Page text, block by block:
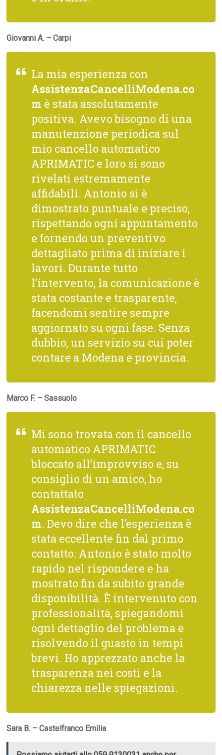
Giovanni A. – Carpi
La mia esperienza con
AssistenzaCancelliModena.co
m è stata assolutamente
positiva. Avevo bisogno di una
manutenzione periodica sul
mio cancello automatico
APRIMATIC e loro si sono
rivelati estremamente
affidabili. Antonio si è
dimostrato puntuale e preciso,
rispettando ogni appuntamento
e fornendo un preventivo
dettagliato prima di iniziare i
lavori. Durante tutto
l’intervento, la comunicazione è
stata costante e trasparente,
facendomi sentire sempre
aggiornato su ogni fase. Senza
dubbio, un servizio su cui poter
contare a Modena e provincia.
Marco F. – Sassuolo
Mi sono trovata con il cancello
automatico APRIMATIC
bloccato all’improvviso e, su
consiglio di un amico, ho
contattato
AssistenzaCancelliModena.co
m. Devo dire che l’esperienza è
stata eccellente fin dal primo
contatto: Antonio è stato molto
rapido nel rispondere e ha
mostrato fin da subito grande
disponibilità. È intervenuto con
professionalità, spiegandomi
ogni dettaglio del problema e
risolvendo il guasto in tempi
brevi. Ho apprezzato anche la
trasparenza nei costi e la
chiarezza nelle spiegazioni.
Sara B. – Castelfranco Emilia